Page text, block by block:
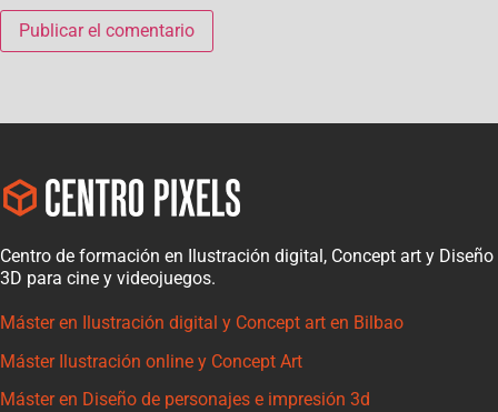
Centro de formación en Ilustración digital, Concept art y Diseño
3D para cine y videojuegos.
Máster en Ilustración digital y Concept art en Bilbao
Máster Ilustración online y Concept Art
Máster en Diseño de personajes e impresión 3d